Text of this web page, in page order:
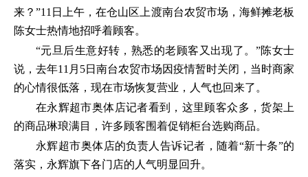
来？”11日上午，在仓山区上渡南台农贸市场，海鲜摊老板
陈女士热情地招呼着顾客。
“元旦后生意好转，熟悉的老顾客又出现了。”陈女士
说，去年11月5日南台农贸市场因疫情暂时关闭，当时商家
的心情很低落，现在市场恢复营业，人气也回来了。
在永辉超市奥体店记者看到，这里顾客众多，货架上
的商品琳琅满目，许多顾客围着促销柜台选购商品。
永辉超市奥体店的负责人告诉记者，随着“新十条”的
落实，永辉旗下各门店的人气明显回升。